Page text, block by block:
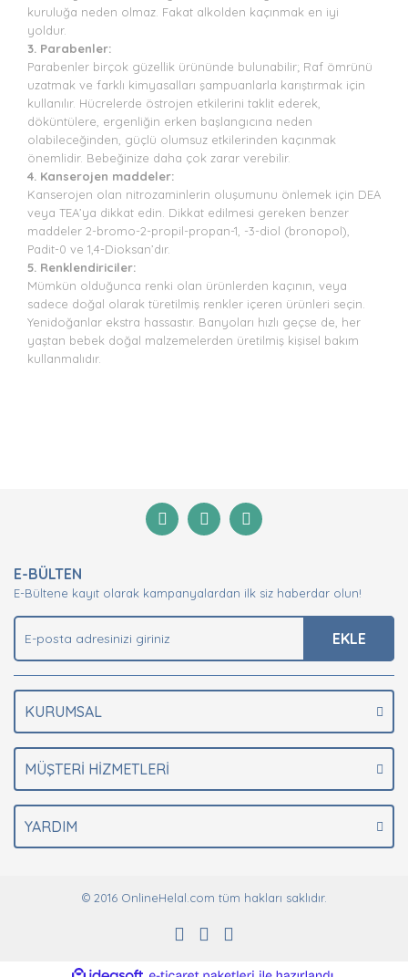
kuruluğa neden olmaz. Fakat alkolden kaçınmak en iyi
yoldur.
3. Parabenler:
Parabenler birçok güzellik ürününde bulunabilir; Raf ömrünü
uzatmak ve farklı kimyasalları şampuanlarla karıştırmak için
kullanılır. Hücrelerde östrojen etkilerini taklit ederek,
döküntülere, ergenliğin erken başlangıcına neden
olabileceğinden, güçlü olumsuz etkilerinden kaçınmak
önemlidir. Bebeğinize daha çok zarar verebilir.
4. Kanserojen maddeler:
Kanserojen olan nitrozaminlerin oluşumunu önlemek için DEA
veya TEA’ya dikkat edin. Dikkat edilmesi gereken benzer
maddeler 2-bromo-2-propil-propan-1, -3-diol (bronopol),
Padit-0 ve 1,4-Dioksan’dır.
5. Renklendiriciler:
Mümkün olduğunca renki olan ürünlerden kaçının, veya
sadece doğal olarak türetilmiş renkler içeren ürünleri seçin.
Yenidoğanlar ekstra hassastır. Banyoları hızlı geçse de, her
yaştan bebek doğal malzemelerden üretilmiş kişisel bakım
kullanmalıdır.
Yorum Yaz
Görüş ve önerileriniz için teşekkür ederiz.
Ürün açıklamasında eksik bilgiler bulunuyor.
Ürün bilgilerinde hatalar bulunuyor.
E-BÜLTEN
E-Bültene kayıt olarak kampanyalardan ilk siz haberdar olun!
EKLE
KURUMSAL
MÜŞTERİ HİZMETLERİ
YARDIM
© 2016 OnlineHelal.com tüm hakları saklıdır.